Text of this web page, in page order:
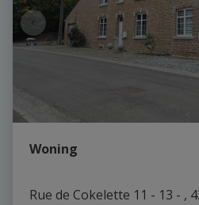
Woning
Rue de Cokelette 11 - 13 - ,